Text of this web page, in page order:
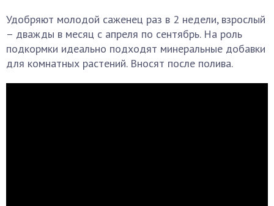
Удобряют молодой саженец раз в 2 недели, взрослый
– дважды в месяц с апреля по сентябрь. На роль
подкормки идеально подходят минеральные добавки
для комнатных растений. Вносят после полива.